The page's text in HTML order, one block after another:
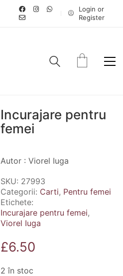
Login or
Register
Incurajare pentru
femei
Autor : Viorel Iuga
SKU: 27993
Categorii: Carti, Pentru femei
Etichete:
Incurajare pentru femei,
Viorel Iuga
£6.50
2 în stoc